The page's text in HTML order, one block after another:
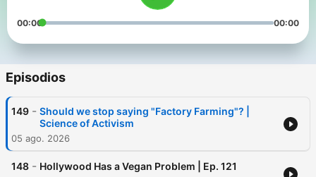
00:00 00:00
Episodios
149 - Should we stop saying "Factory Farming"? |
Science of Activism
05 ago. 2026
148 - Hollywood Has a Vegan Problem | Ep. 121